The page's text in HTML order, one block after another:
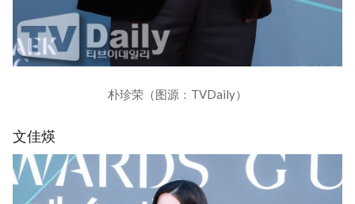
朴珍荣（图源：TVDaily）
文佳煐